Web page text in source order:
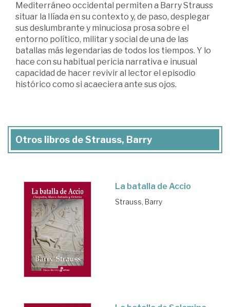
Mediterráneo occidental permiten a Barry Strauss
situar la Ilíada en su contexto y, de paso, desplegar
sus deslumbrante y minuciosa prosa sobre el
entorno político, militar y social de una de las
batallas más legendarias de todos los tiempos. Y lo
hace con su habitual pericia narrativa e inusual
capacidad de hacer revivir al lector el episodio
histórico como si acaeciera ante sus ojos.
Otros libros de Strauss, Barry
La batalla de Accio
Strauss, Barry